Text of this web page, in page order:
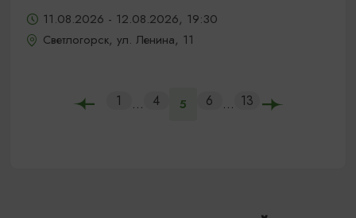
11.08.2026 - 12.08.2026, 19:30
Светлогорск, ул. Ленина, 11
1 ... 4 5 6 ... 13